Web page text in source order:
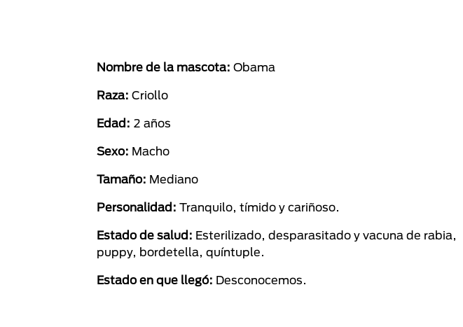
Nombre de la mascota: Obama
Raza: Criollo
Edad: 2 años
Sexo: Macho
Tamaño: Mediano
Personalidad: Tranquilo, tímido y cariñoso.
Estado de salud: Esterilizado, desparasitado y vacuna de rabia,
puppy, bordetella, quíntuple.
Estado en que llegó: Desconocemos.